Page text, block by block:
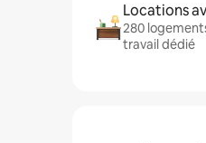
Locations
280
travail dédié